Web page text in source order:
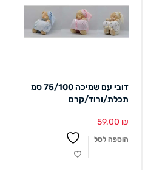
דובי עם שמיכה 75/100 סמ
תכלת/ורוד/קרם
59.00 ₪
הוספה לסל